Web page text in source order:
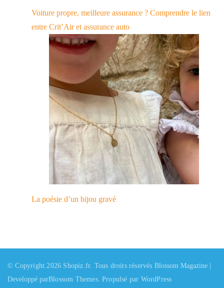
Voiture propre, meilleure assurance ? Comprendre le lien
entre Crit’Air et assurance auto
La poésie d’un bijou gravé
© Copyright.2026 Shopiz.fr. Tous droits réservés Blossom Magazine |
Developpé parBlossom Themes. Propulsé par WordPress